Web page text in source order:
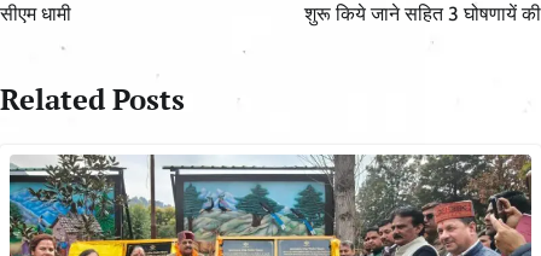
सीएम धामी
शुरू किये जाने सहित 3 घोषणायें की
Related Posts